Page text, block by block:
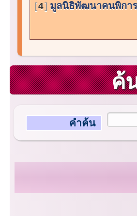
4 มูลนิธิพัฒนาคนพิกา
ค้
คำค้น